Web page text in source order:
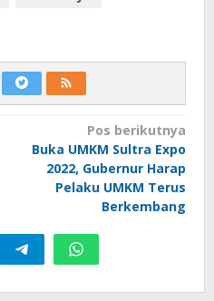
Pos berikutnya
Buka UMKM Sultra Expo
2022, Gubernur Harap
Pelaku UMKM Terus
Berkembang